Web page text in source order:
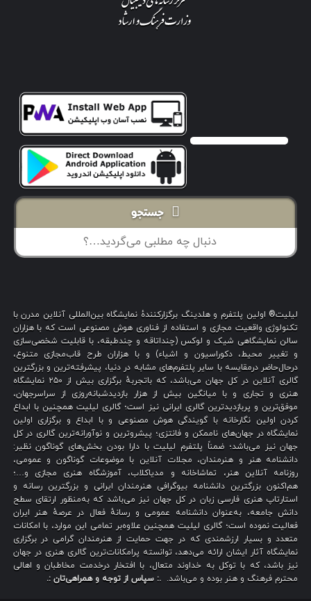
جستجو
لیلیت® اولین پلتفرم و هلدینگ برگزارکنندهٔ نمایشگاه بین‌المللی آنلاین مدرن با
تکنولوژی واقعیت مجازی و استفاده از فناوری هوش مصنوعی است که با هزاران
سالن نمایشگاهی شیک و لوکس (چنداتاقه و چندطبقه، با قابلیت شخصی‌سازی
و تغییر محیط، دکوراسیون و اشیاء) و با هزاران طرح قاب‌مجازی متنوع،
درحال‌حاضر درمقایسه با سایر پلتفرم‌های مشابه در دنیا، پیشرفته‌ترین و بزرگترین
گالری آنلاین در کل جهان می‌باشد، که باتجربهٔ برگزاری بیش از ۲۵۰ نمایشگاه
هنری و تجاری و با میانگین بیش از هزار بازدیدشبانه‌روزی از سراسرجهان،
موفق‌ترین و پربازدیدترین گالری ایرانی نیز است؛ گالری لیلیت همچنین با ابداع
کردن اولین نگارخانه با گویندگی هوش مصنوعی و با ابداع و برگزاری اولین
نمایشگاه در جهان‌های ناممکن و فانتزی؛ پیشروترین و نوآورانه‌ترین گالری در کل
جهان نیز می‌باشد؛ ضمناً پلتفرم لیلیت با دارا بودن بخش‌های گوناگون نظیر:
دانشنامه هنر و هنرمندان، مجلات آنلاین با موضوعات گوناگون و عمومی،
روزنامه آنلاین هنر، تماشاخانه و مدیاکلاب، آموزشگاه هنری مجازی و…؛
هم‌اکنون بزرگترین دانشنامه بیوگرافی هنرمندان ایرانی و بزرگترین رسانه و
استارتاپ هنری فارسی زبان در کل جهان نیز می‌باشد که به‌منظور ارتقای سطح
دانش جامعه، به‌عنوان دانشنامه عمومی و رسانهٔ فعال در عرصهٔ هنر ایران
فعالیت نموده است؛ گالری لیلیت همچنین علاوه‌بر تمامی این موارد، با امکانات
متعدد و بسیار ارزشمندی که در جهت حمایت از هنرمندان گرامی در برگزاری
نمایشگاه آثار ایشان ارائه می‌دهد، توانسته پرامکانات‌ترین گالری هنری در جهان
نیز باشد، که با توکل به خداوند متعال، با افتخار درخدمت مخاطبان و اهالی
محترم فرهنگ و هنر بوده و می‌باشد. .: سپاس از توجه و همراهی‌تان :.